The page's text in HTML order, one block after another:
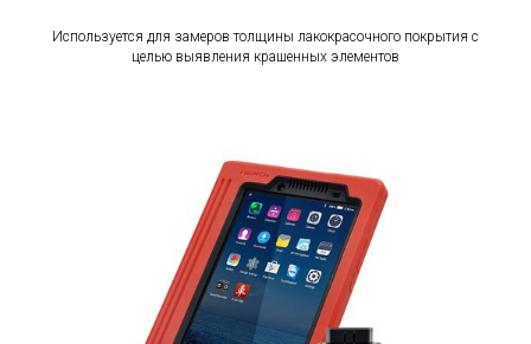
Используется для замеров толщины лакокрасочного покрытия с
целью выявления крашенных элементов